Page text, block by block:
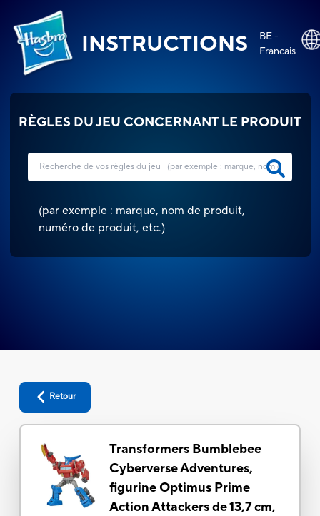
INSTRUCTIONS
BE -
Francais
RÈGLES DU JEU CONCERNANT LE PRODUIT
(par exemple : marque, nom de produit,
numéro de produit, etc.)
Retour
Transformers Bumblebee
Cyberverse Adventures,
figurine Optimus Prime
Action Attackers de 13,7 cm,